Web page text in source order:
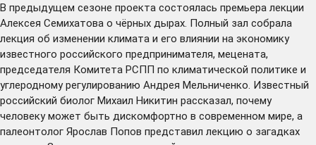
В предыдущем сезоне проекта состоялась премьера лекции
Алексея Семихатова о чёрных дырах. Полный зал собрала
лекция об изменении климата и его влиянии на экономику
известного российского предпринимателя, мецената,
председателя Комитета РСПП по климатической политике и
углеродному регулированию Андрея Мельниченко. Известный
российский биолог Михаил Никитин рассказал, почему
человеку может быть дискомфортно в современном мире, а
палеонтолог Ярослав Попов представил лекцию о загадках